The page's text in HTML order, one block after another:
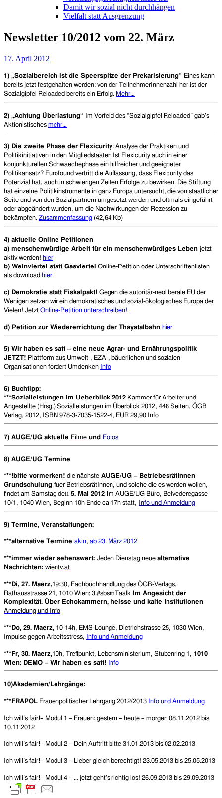
Damit wir sozial nicht durchhängen
Vielfalt statt Ausgrenzung
Newsletter 10/2012 vom 22. März
17. April 2012
1) „Sozialbereich ist die Speerspitze der Prekarisierung“ Eines kann
bereits jetzt festgehalten werden: von der TeilnehmerInnenzahl her ist der
Sozialgipfel Reloaded bereits ein Erfolg. Mehr…
2) „Achtung Überlastung“ Im Vorfeld des “Sozialgipfel Reloaded” gab’s
Aktionistisches mehr…
3) Die zweite Phase der Flexicurity: Analyse der Praktiken und
Politikinitiativen in den Mitgliedstaaten Ist Flexicurity auch in einer
konjunkturellen Schwaechephase ein hilfreicher und geeigneter
Politikansatz? Eurofound vertritt die Auffassung, dass Flexicurity das
Potenzial hat, auch in schwierigen Zeiten Erfolge zu bewirken. Die Stiftung
hat einzelne Politikinstrumente in ganz Europa untersucht, die von staatlicher
Seite und von den Sozialpartnern umgesetzt werden und oftmals eingeführt
oder abgeändert wurden, um die Nachwirkungen der Rezession zu
bekämpfen. Zusammenfassung (42,64 Kb)
4) aktuelle Online Petitionen
a) menschenwürdige Arbeit für ein menschenwürdiges Leben jetzt
aktiv werden! hier
b) Weinviertel statt Gasviertel Online-Petition oder Unterschriftenlisten
als download hier
c) Demokratie statt Fiskalpakt! Gegen die autoritär-neoliberale EU der
Wenigen setzen wir ein demokratisches und sozial-ökologisches Europa der
Vielen! Jetzt Online-Petition unterschreiben!
d) Petition zur Wiedererrichtung der Thayatalbahn hier
5) Wir haben es satt – eine neue Agrar- und Ernährungspolitik
JETZT! Plattform aus Umwelt-, EZA-, bäuerlichen und sozialen
Organisationen fordert Umdenken Info
6) Buchtipp:
***Sozialleistungen im Ueberblick 2012 Kammer für Arbeiter und
Angestellte (Hrsg.) Sozialleistungen im Überblick 2012, 448 Seiten, ÖGB
Verlag, 2012, ISBN 978-3-7035-1522-4, EUR 29,90 Info
7) AUGE/UG aktuelle Filme und Fotos
8) AUGE/UG Termine
***!bitte vormerken! die nächste AUGE/UG – BetriebesrätInnen
Grundschulung fuer BetriebsrätInnen, und solche die es werden wollen,
findet am Samstag den 5. Mai 2012 im AUGE/UG Büro, Belvederegasse
10/1, 1040 Wien, Beginn 10h Ende ca 17h statt, Info und Anmeldung
9) Termine, Veranstaltungen:
***alternative Termine akin, ab 23. März 2012
***immer wieder sehenswert: Jeden Dienstag neue alternative
Nachrichten: wientv.at
***Di, 27. Maerz,19:30, Fachbuchhandlung des ÖGB-Verlags,
Rathausstrasse 21, 1010 Wien; 3.#sbsmTaalk Im Angesicht der
Komplexität. Über Echokammern, heisse und kalte Institutionen
Anmeldung und Info
***Do, 29. Maerz, 10-14h, EMS-Lounge, Dietrichstrasse 25, 1030 Wien,
Impulse gegen Arbeitsstress, Info und Anmeldung
***Fr, 30. Maerz,10h, Treffpunkt, Lebensministerium, Stubenring 1, 1010
Wien; DEMO – Wir haben es satt! Info
10)Akademien/Lehrgänge:
***FRAPOL Frauenpolitischer Lehrgang 2012/2013 Info und Anmeldung
Ich will’s fair!– Modul 1 – Frauen: gestern – heute – morgen 08.11.2012 bis
10.11.2012
Ich will’s fair!– Modul 2 – Dein Auftritt bitte 31.01.2013 bis 02.02.2013
Ich will’s fair!– Modul 3 – Lieber gleich berechtigt! 23.05.2013 bis 25.05.2013
Ich will’s fair!– Modul 4 – … jetzt geht’s richtig los! 26.09.2013 bis 29.09.2013